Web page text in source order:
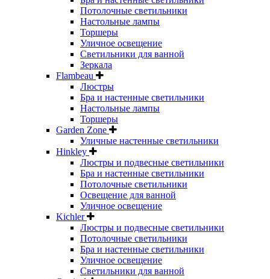
Потолочные светильники
Настольные лампы
Торшеры
Уличное освещение
Светильники для ванной
Зеркала
Flambeau
Люстры
Бра и настенные светильники
Настольные лампы
Торшеры
Garden Zone
Уличные настенные светильники
Hinkley
Люстры и подвесные светильники
Бра и настенные светильники
Потолочные светильники
Освещение для ванной
Уличное освещение
Kichler
Люстры и подвесные светильники
Потолочные светильники
Бра и настенные светильники
Уличное освещение
Светильники для ванной